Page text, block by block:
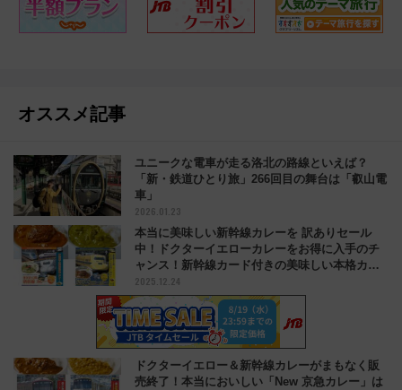
オススメ記事
ユニークな電車が走る洛北の路線といえば？
「新・鉄道ひとり旅」266回目の舞台は「叡山電
車」
2026.01.23
本当に美味しい新幹線カレーを 訳ありセール
中！ドクターイエローカレーをお得に入手のチ
ャンス！新幹線カード付きの美味しい本格カレ
ー
2025.12.24
ドクターイエロー＆新幹線カレーがまもなく販
売終了！本当においしい「New 京急カレー」は